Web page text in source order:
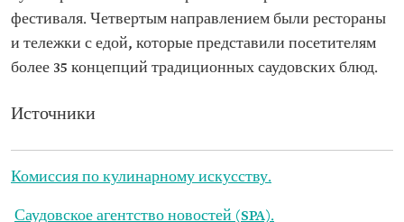
фестиваля. Четвертым направлением были рестораны
и тележки с едой, которые представили посетителям
более 35 концепций традиционных саудовских блюд.
Источники
Комиссия по кулинарному искусству.
Саудовское агентство новостей (SPA).